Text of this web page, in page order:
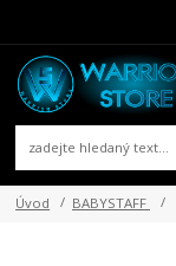
Úvod BABYSTAFF